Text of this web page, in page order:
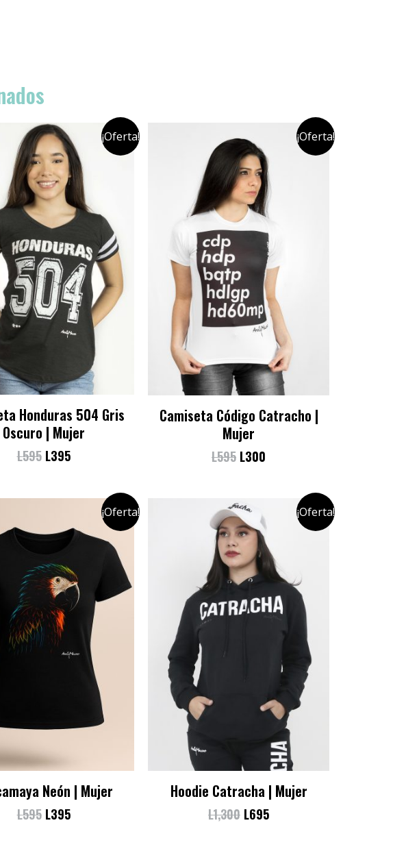
¡Oferta!
Honduras 504 Gris
Oscuro | Mujer
L595 L395
¡Oferta!
Camiseta Código Catracho |
Mujer
L595 L300
¡Oferta!
Neón | Mujer
L595 L395
¡Oferta!
Hoodie Catracha | Mujer
L1,300 L695